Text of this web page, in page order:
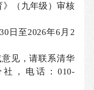
》（九年级）审核
日至2026年6月2
见，请联系清华
，电话：010-